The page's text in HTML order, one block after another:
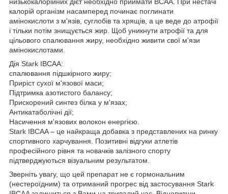
калорій організм насамперед починає поглинати
амінокислоти з м'язів, суглобів та хрящів, а це веде до атрофії
і тільки потім знищується жир. Щоб уникнути атрофії та для
цільового спалювання жиру, необхідно живити свої м'язи
амінокислотами.
Дія Stark IBCAA:
спалювання підшкірного жиру;
Приріст сухої м'язової маси;
Підтримка азотистого балансу;
Прискорений синтез білка у м'язах;
Антикатаболічні дії;
Насичення м'язових волокон енергією.
Stark IBCAA – це найкраща добавка з представлених на ринку
спортивного харчування. Позитивні відгуки атлетів
професійного рівня та новачків залізного спорту
підтверджуються візуальним результатом.
Зверніть увагу, що цей препарат не є гормональним
(нестероїдним) та отриманий прогрес від застосування Stark